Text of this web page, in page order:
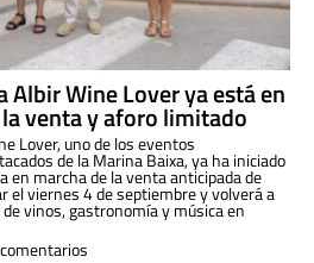
Albir Wine Lover ya está en
venta y aforo limitado
Lover, uno de los eventos
de la Marina Baixa, ya ha iniciado
en marcha de la venta anticipada de
el viernes 4 de septiembre y volverá a
vinos, gastronomía y música en